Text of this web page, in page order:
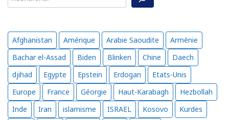
Afghanistan Amérique Arabie Saoudite
Arménie
Bachar el-Assad
Biden Blinken Chine
Daech
djihad
Egypte Epstein Erdogan
Etats-Unis
Europe
France Géorgie Haut-Karabagh
Hezbollah
Inde
Iran islamisme ISRAEL Kosovo
Kurdes